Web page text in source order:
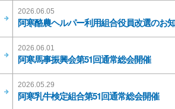
2026.06.05
阿寒酪農ヘルパー利用組合役員改選のお
2026.06.01
阿寒馬事振興会第51回通常総会開催
2026.05.29
阿寒乳牛検定組合第51回通常総会開催